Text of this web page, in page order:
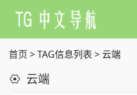
首页 > TAG信息列表 > 云端
云端